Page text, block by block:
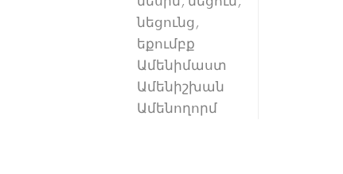
նեցունց,
եքումբք
Ամենիմաստ
Ամենիշխան
Ամենողորմ